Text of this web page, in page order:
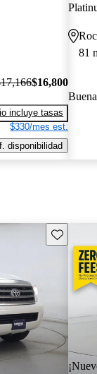
$16,800
incluye tasas
$330/mes est.
disponibilidad
81
Guarda